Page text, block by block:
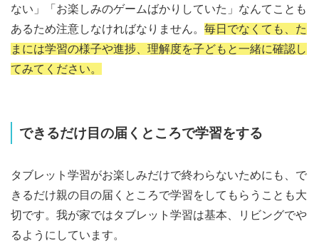
ない」「お楽しみのゲームばかりしていた」なんてことも
あるため注意しなければなりません。 毎日でなくても、た
まには学習の様子や進捗、理解度を子どもと一緒に確認し
てみてください。
できるだけ目の届くところで学習をする
タブレット学習がお楽しみだけで終わらないためにも、で
きるだけ親の目の届くところで学習をしてもらうことも大
切です。我が家ではタブレット学習は基本、リビングでや
るようにしています。